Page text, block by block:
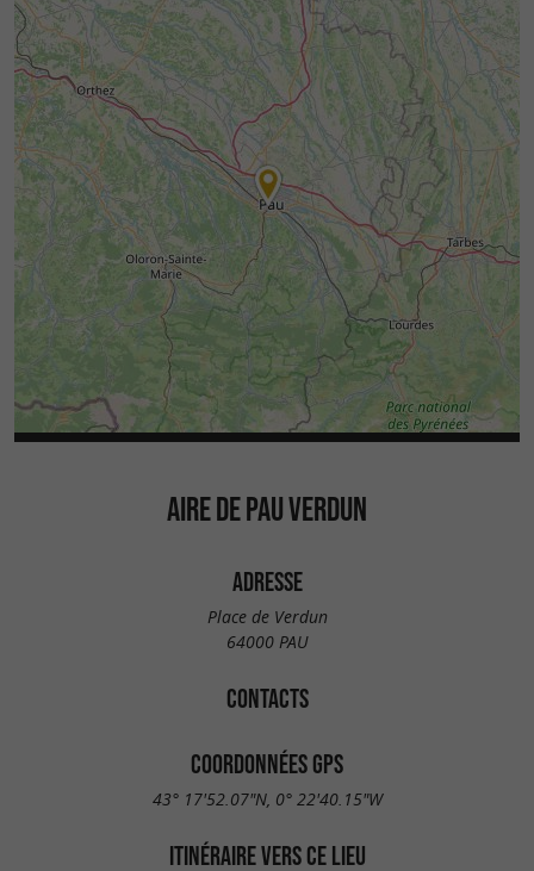
AIRE DE PAU VERDUN
ADRESSE
Place de Verdun
64000 PAU
CONTACTS
COORDONNÉES GPS
43° 17'52.07"N, 0° 22'40.15"W
ITINÉRAIRE VERS CE LIEU